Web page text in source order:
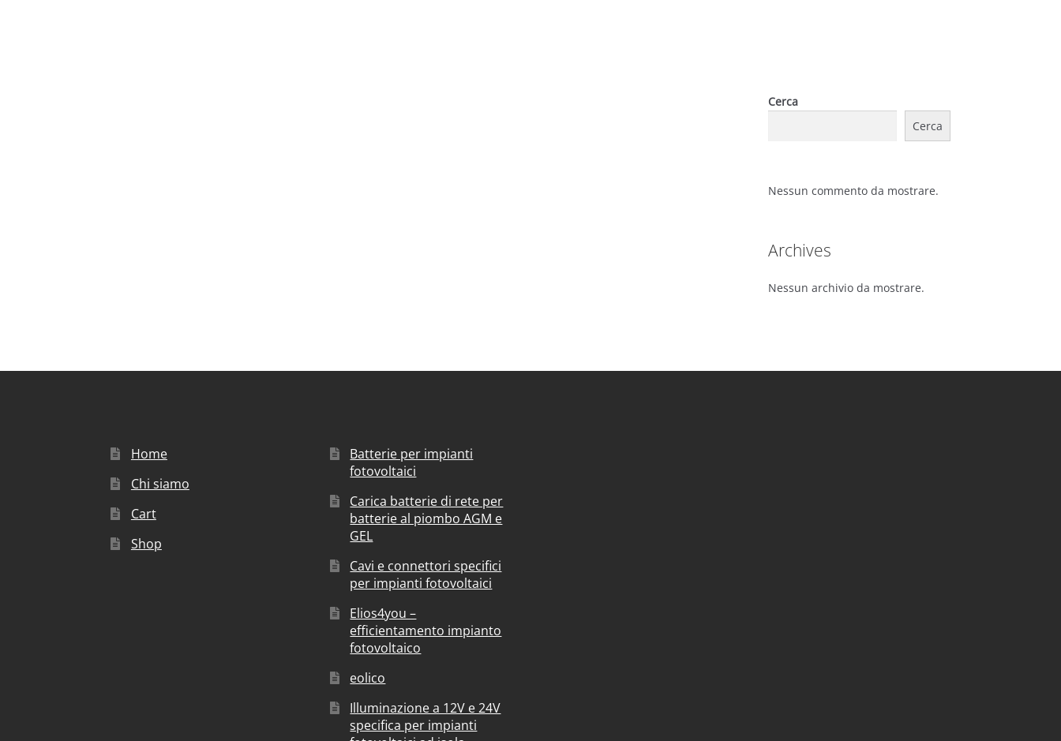
Cerca
Cerca
Nessun commento da mostrare.
Archives
Nessun archivio da mostrare.
Home
Chi siamo
Cart
Shop
Batterie per impianti
fotovoltaici
Carica batterie di rete per
batterie al piombo AGM e
GEL
Cavi e connettori specifici
per impianti fotovoltaici
Elios4you –
efficientamento impianto
fotovoltaico
eolico
Illuminazione a 12V e 24V
specifica per impianti